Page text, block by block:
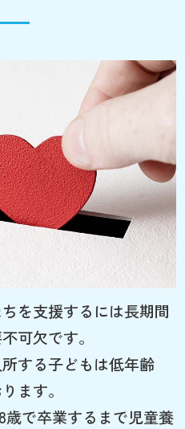
を支援するには長期間
可欠です。
する子どもは低年齢
ます。
歳で卒業するまで児童養